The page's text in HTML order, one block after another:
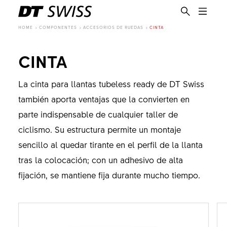
ES
HOME COMPONENTES ACCESORIOS DE RUEDAS CINTA
CINTA
La cinta para llantas tubeless ready de DT Swiss
también aporta ventajas que la convierten en
parte indispensable de cualquier taller de
ciclismo. Su estructura permite un montaje
sencillo al quedar tirante en el perfil de la llanta
tras la colocación; con un adhesivo de alta
fijación, se mantiene fija durante mucho tiempo.